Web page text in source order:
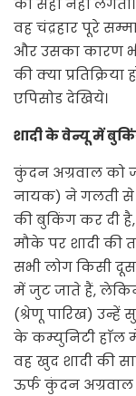
को सही नहीं
वह चंद्रहार पूरे
और उसका कारण
की क्या
एपिसोड देखिये।
शादी के वेन्यू में
कुंदन अग्रवाल को
नायक) ने गलती से
की बुकिंग कर दी
मौके पर शादी की
सभी लोग किसी
में जुट जाते हैं,
(श्रेणू पारिख) उन्हें
के कम्युनिटी हाॅल
वह खुद शादी की
ऊर्फ कुंदन अग्रवाल